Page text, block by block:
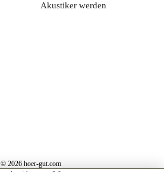
Akustiker werden
© 2026 hoer-gut.com